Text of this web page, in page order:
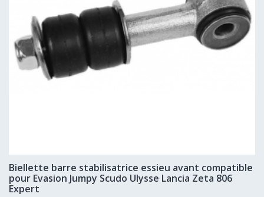
Biellette barre stabilisatrice essieu avant compatible
pour Evasion Jumpy Scudo Ulysse Lancia Zeta 806
Expert